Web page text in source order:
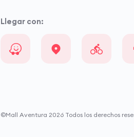
Llegar con:
©Mall Aventura 2026 Todos los derechos